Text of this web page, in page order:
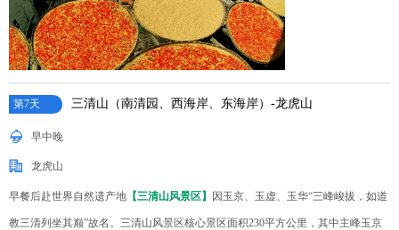
第7天 三清山（南清园、西海岸、东海岸）-龙虎山
早中晚
龙虎山
早餐后赴世界自然遗产地 【三清山风景区】 因玉京、玉虚、玉华“三峰峻拔，如道
教三清列坐其巅”故名。三清山风景区核心景区面积230平方公里，其中主峰玉京